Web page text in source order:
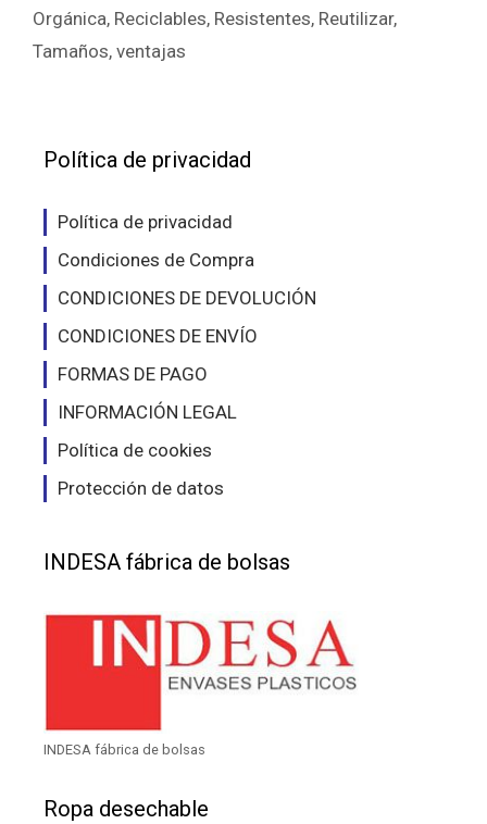
Orgánica, Reciclables, Resistentes, Reutilizar,
Tamaños, ventajas
Política de privacidad
Política de privacidad
Condiciones de Compra
CONDICIONES DE DEVOLUCIÓN
CONDICIONES DE ENVÍO
FORMAS DE PAGO
INFORMACIÓN LEGAL
Política de cookies
Protección de datos
INDESA fábrica de bolsas
INDESA fábrica de bolsas
Ropa desechable